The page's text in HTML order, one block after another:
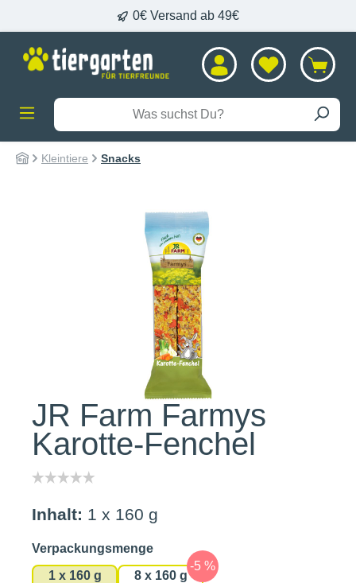
0€ Versand ab 49€
Kleintiere Snacks
Bildergalerie überspringen
JR Farm Farmys
Karotte-Fenchel
Inhalt: 1 x 160 g
Verpackungsmengeauswählen
1 x 160 g 8 x 160 g